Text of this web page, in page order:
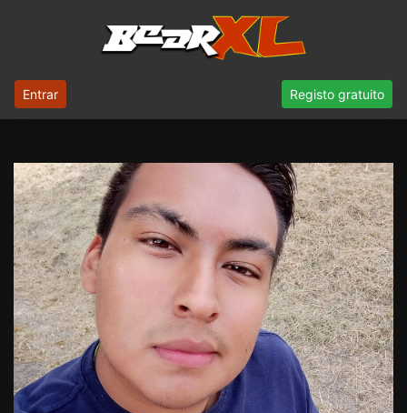
Entrar Registo gratuito